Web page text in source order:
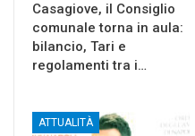
Casagiove, il Consiglio
comunale torna in aula:
bilancio, Tari e
regolamenti tra i…
ATTUALITÀ